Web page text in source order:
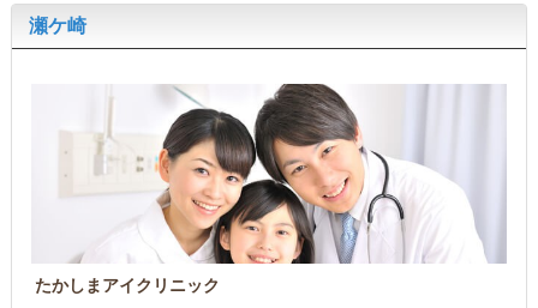
瀬ケ崎
たかしまアイクリニック